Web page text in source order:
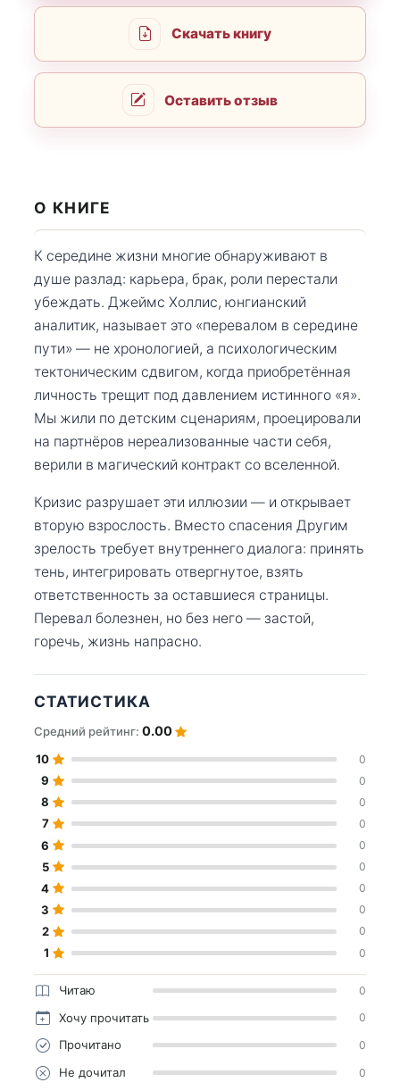
Скачать книгу
Оставить отзыв
О КНИГЕ
К середине жизни многие обнаруживают в
душе разлад: карьера, брак, роли перестали
убеждать. Джеймс Холлис, юнгианский
аналитик, называет это «перевалом в середине
пути» — не хронологией, а психологическим
тектоническим сдвигом, когда приобретённая
личность трещит под давлением истинного «я».
Мы жили по детским сценариям, проецировали
на партнёров нереализованные части себя,
верили в магический контракт со вселенной.
Кризис разрушает эти иллюзии — и открывает
вторую взрослость. Вместо спасения Другим
зрелость требует внутреннего диалога: принять
тень, интегрировать отвергнутое, взять
ответственность за оставшиеся страницы.
Перевал болезнен, но без него — застой,
горечь, жизнь напрасно.
СТАТИСТИКА
Средний рейтинг: 0.00
10 0
9 0
8 0
7 0
6 0
5 0
4 0
3 0
2 0
1 0
Читаю 0
Хочу прочитать 0
Прочитано 0
Не дочитал 0